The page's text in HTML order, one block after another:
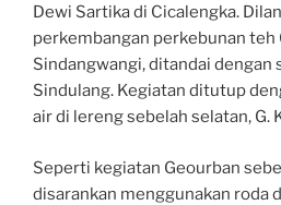
Dewi Sartika di Cicalengka.
perkembangan perkebunan
Sindangwangi, ditandai dengan
Sindulang. Kegiatan ditutup
air di lereng sebelah selatan,
Seperti kegiatan Geourban
disarankan menggunakan roda